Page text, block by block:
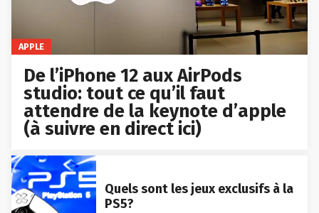
APPLE
De l’iPhone 12 aux AirPods
studio: tout ce qu’il faut
attendre de la keynote d’apple
(à suivre en direct ici)
Quels sont les jeux exclusifs à la
PS5?